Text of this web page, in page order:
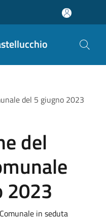
del 5 giugno 2023
del
2023
in seduta